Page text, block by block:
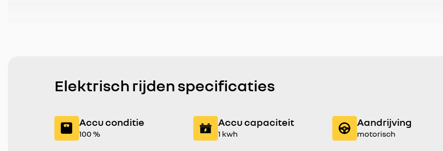
Elektrisch rijden specificaties
Accu conditie
100 %
Accu capaciteit
1 kwh
Aandrijving
motorisch